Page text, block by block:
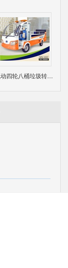
电动四轮八桶垃圾转载车MN_H82，小身材，大容量！